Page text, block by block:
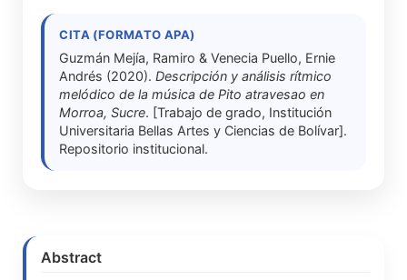
CITA (FORMATO APA)
Guzmán Mejía, Ramiro & Venecia Puello, Ernie
Andrés (2020).Descripción y análisis rítmico
melódico de la música de Pito atravesao en
Morroa, Sucre. [Trabajo de grado, Institución
Universitaria Bellas Artes y Ciencias de Bolívar].
Repositorio institucional.
Abstract